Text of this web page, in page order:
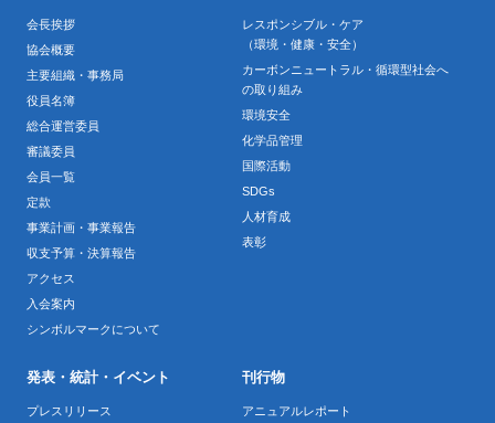
会長挨拶
協会概要
主要組織・事務局
役員名簿
総合運営委員
審議委員
会員一覧
定款
事業計画・事業報告
収支予算・決算報告
アクセス
入会案内
シンボルマークについて
レスポンシブル・ケア
（環境・健康・安全）
カーボンニュートラル・循環型社会へ
の取り組み
環境安全
化学品管理
国際活動
SDGs
人材育成
表彰
発表・統計・イベント
プレスリリース
刊行物
アニュアルレポート